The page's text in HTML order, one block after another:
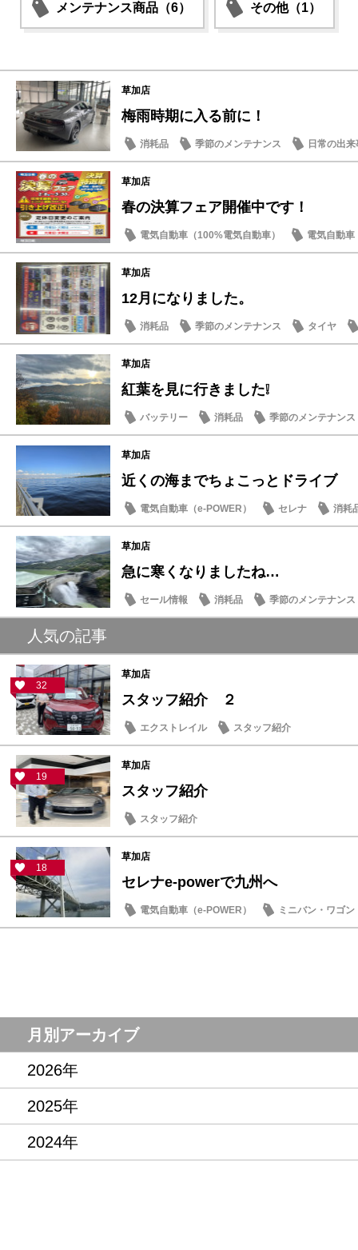
メンテナンス商品（6） その他（1）
草加店
梅雨時期に入る前に！
消耗品 季節のメンテナンス 日常の出来
草加店
春の決算フェア開催中です！
電気自動車（100%電気自動車）
電気自動車
消耗品
営業日・店休日
草加店
12月になりました。
消耗品 季節のメンテナンス タイヤ
草加店
紅葉を見に行きました❕
バッテリー 消耗品 季節のメンテナンス
草加店
近くの海までちょこっとドライブ
電気自動車（e-POWER） セレナ 消耗
草加店
急に寒くなりましたね…
セール情報 消耗品 季節のメンテナンス
人気の記事
32
草加店
スタッフ紹介 ２
エクストレイル スタッフ紹介
19
草加店
スタッフ紹介
スタッフ紹介
18
草加店
セレナe‐powerで九州へ
電気自動車（e-POWER）
ミニバン・ワゴン
オーナーズボイス
月別アーカイブ
2026年
2025年
2024年